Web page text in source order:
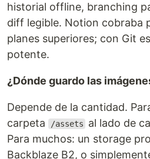
historial offline, branching
diff legible. Notion cobraba
planes superiores; con Git
potente.
¿Dónde guardo las
Depende de la cantidad.
carpeta
/assets
al lado de
Para muchos: un storage
Backblaze B2, o